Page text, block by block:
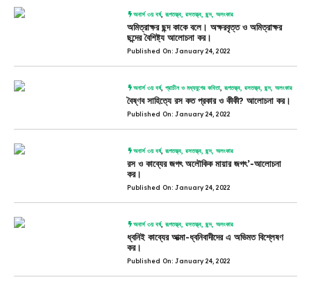
অনার্স ৩য় বর্ষ,রূপতত্ত্ব, রসতত্ত্ব, ছন্দ, অলংকার
অমিত্রাক্ষর ছন্দ কাকে বলে। অক্ষরবৃত্ত ও অমিত্রাক্ষর
ছন্দের বৈশিষ্ট্য আলোচনা কর।
Published On: January 24, 2022
অনার্স ৩য় বর্ষ,প্রাচীন ও মধ্যযুগের কবিতা ,রূপতত্ত্ব, রসতত্ত্ব, ছন্দ, অলংকার
বৈষ্ণব সাহিত্যে রস কত প্রকার ও কীকী? আলোচনা কর।
Published On: January 24, 2022
অনার্স ৩য় বর্ষ,রূপতত্ত্ব, রসতত্ত্ব, ছন্দ, অলংকার
রস ও কাব্যের জগৎ অলৌকিক মায়ার জগৎ’-আলোচনা
কর।
Published On: January 24, 2022
অনার্স ৩য় বর্ষ,রূপতত্ত্ব, রসতত্ত্ব, ছন্দ, অলংকার
ধ্বনিই কাব্যের আত্মা-ধ্বনিবাদীদের এ অভিমত বিশ্লেষণ
কর।
Published On: January 24, 2022